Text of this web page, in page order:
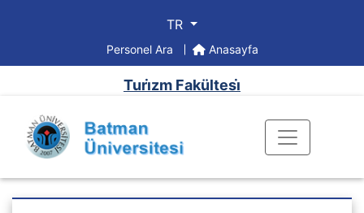
TR
Personel Ara Anasayfa
Turi̇zm Fakültesi̇